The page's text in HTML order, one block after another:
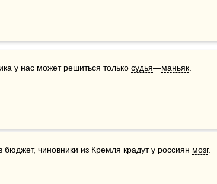
у нас может решиться только судья—маньяк
бюджет, чиновники из Кремля крадут у россиян мозг.